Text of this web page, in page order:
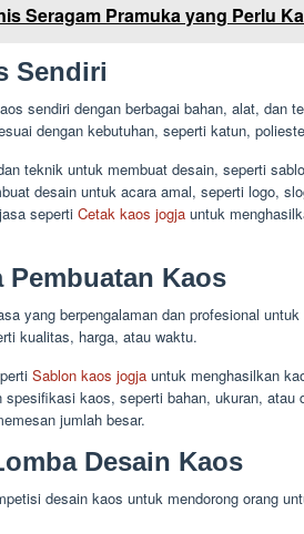
Seragam Pramuka yang Perlu
Sendiri
sendiri dengan berbagai bahan, alat, dan
dengan kebutuhan, seperti katun,
teknik untuk membuat desain, seperti
desain untuk acara amal, seperti logo,
seperti Cetak kaos jogja untuk
Pembuatan Kaos
yang berpengalaman dan profesional
kualitas, harga, atau waktu.
Sablon kaos jogja untuk menghasilkan
spesifikasi kaos, seperti bahan, ukuran, atau
jumlah besar.
Desain Kaos
desain kaos untuk mendorong orang